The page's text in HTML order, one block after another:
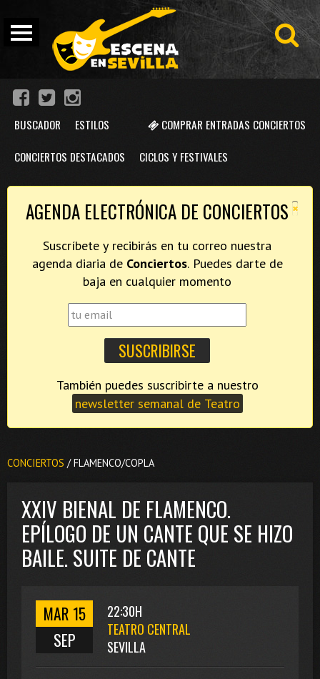
COMPRAR ENTRADAS CONCIERTOS
BUSCADOR ESTILOS
CONCIERTOS DESTACADOS CICLOS Y FESTIVALES
×
AGENDA ELECTRÓNICA DE CONCIERTOS
Suscríbete y recibirás en tu correo nuestra
agenda diaria de Conciertos. Puedes darte de
baja en cualquier momento
newsletter semanal de Teatro
CONCIERTOS / FLAMENCO/COPLA
XXIV BIENAL DE FLAMENCO.
EPÍLOGO DE UN CANTE QUE SE HIZO
BAILE. SUITE DE CANTE
MAR 15
SEP
22:30H
TEATRO CENTRAL
SEVILLA